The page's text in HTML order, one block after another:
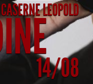
LEOPOLD
14/08